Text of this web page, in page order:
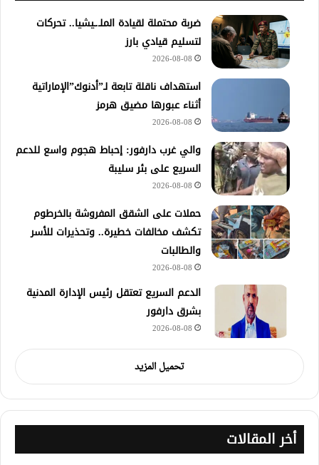
ضربة محتملة لقيادة الملـ.ـيشيا.. تحركات
لتسليم قيادي بارز
2026-08-08
استهداف ناقلة تابعة لـ”أدنوك”الإماراتية
أثناء عبورها مضيق هرمز
2026-08-08
والي غرب دارفور: إحباط هجوم واسع للدعم
السريع على بئر سليبة
2026-08-08
حملات على الشقق المفروشة بالخرطوم
تكشف مخالفات خطيرة.. وتحذيرات للأسر
والطالبات
2026-08-08
الدعم السريع تعتقل رئيس الإدارة المدنية
بشرق دارفور
2026-08-08
تحميل المزيد
أخر المقالات